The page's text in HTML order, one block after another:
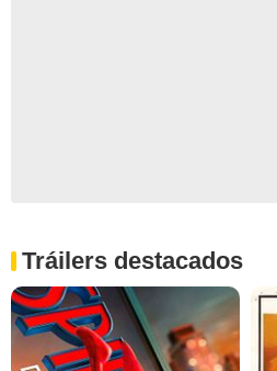
Tráilers destacados